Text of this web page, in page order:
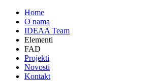
Home
O nama
IDEAA Team
Elementi
FAD
Projekti
Novosti
Kontakt